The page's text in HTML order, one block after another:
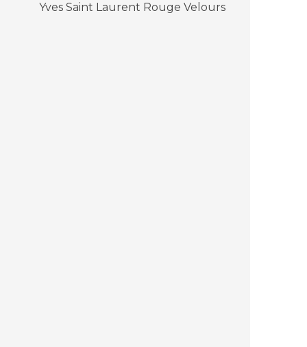
Yves Saint Laurent Rouge Velours